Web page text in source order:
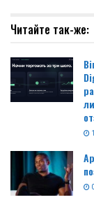
Читайте так-же: